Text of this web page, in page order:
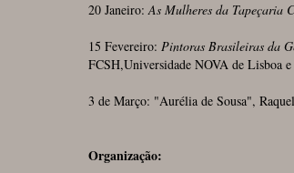
20 Janeiro:As Mulheres da Tapeçaria
15 Fevereiro: Pintoras Brasileiras da
FCSH,Universidade NOVA de Lisboa
3 de Março: "Aurélia de Sousa",
Organização: